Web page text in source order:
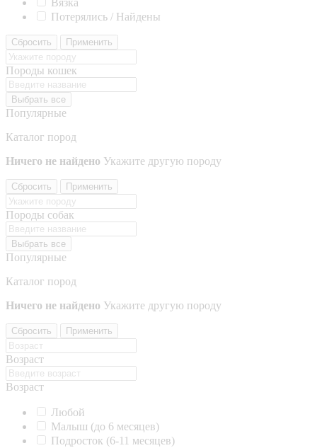
Вязка
Потерялись / Найдены
Сбросить Применить
Породы кошек
Выбрать все
Популярные
Каталог пород
Ничего не найдено Укажите другую породу
Сбросить Применить
Породы собак
Выбрать все
Популярные
Каталог пород
Ничего не найдено Укажите другую породу
Сбросить Применить
Возраст
Возраст
Любой
Малыш (до 6 месяцев)
Подросток (6-11 месяцев)